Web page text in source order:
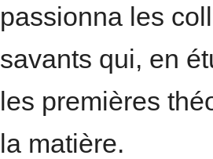
passionna les
savants qui, en
les premières
la matière.